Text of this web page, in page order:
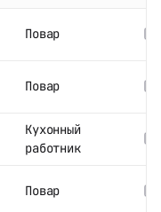
Повар
Повар
Кухонный
работник
Повар